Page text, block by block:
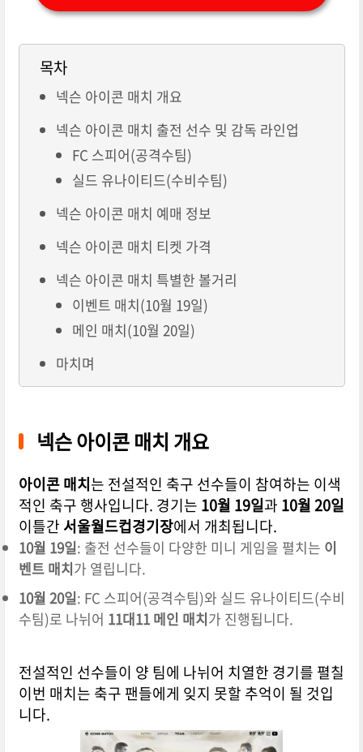
목차
넥슨 아이콘 매치 개요
넥슨 아이콘 매치 출전 선수 및 감독 라인업
FC 스피어(공격수팀)
실드 유나이티드(수비수팀)
넥슨 아이콘 매치 예매 정보
넥슨 아이콘 매치 티켓 가격
넥슨 아이콘 매치 특별한 볼거리
이벤트 매치(10월 19일)
메인 매치(10월 20일)
마치며
넥슨 아이콘 매치 개요
아이콘 매치는 전설적인 축구 선수들이 참여하는 이색
적인 축구 행사입니다. 경기는 10월 19일과 10월 20일
이틀간 서울월드컵경기장에서 개최됩니다.
10월 19일: 출전 선수들이 다양한 미니 게임을 펼치는 이
벤트 매치가 열립니다.
10월 20일: FC 스피어(공격수팀)와 실드 유나이티드(수비
수팀)로 나뉘어 11대11 메인 매치가 진행됩니다.
전설적인 선수들이 양 팀에 나뉘어 치열한 경기를 펼칠
이번 매치는 축구 팬들에게 잊지 못할 추억이 될 것입
니다.